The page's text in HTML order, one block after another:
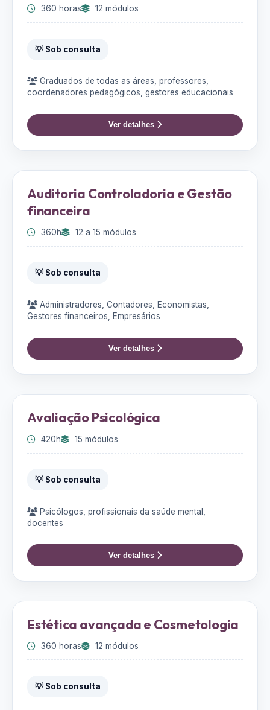
360 horas 12 módulos
💡 Sob consulta
Graduados de todas as áreas, professores,
coordenadores pedagógicos, gestores educacionais
Ver detalhes
Auditoria Controladoria e Gestão
financeira
360h 12 a 15 módulos
💡 Sob consulta
Administradores, Contadores, Economistas,
Gestores financeiros, Empresários
Ver detalhes
Avaliação Psicológica
420h 15 módulos
💡 Sob consulta
Psicólogos, profissionais da saúde mental,
docentes
Ver detalhes
Estética avançada e Cosmetologia
360 horas 12 módulos
💡 Sob consulta